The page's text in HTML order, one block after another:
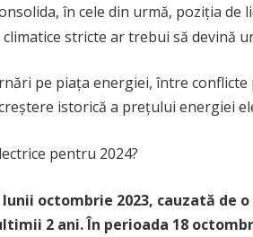
în cele din urmă, poziția de
stricte ar trebui să devină
pe piața energiei, între
istorică a prețului energiei
pentru 2024?
octombrie 2023, cauzată
2 ani. În perioada 18